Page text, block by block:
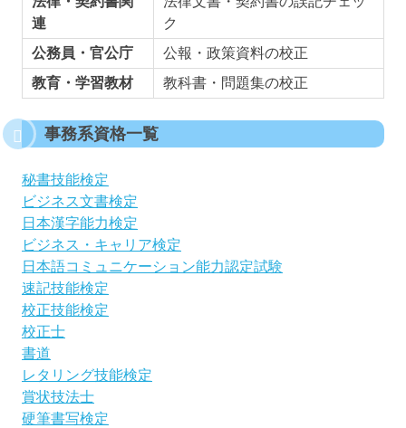
連
ク
公務員・官公庁
公報・政策資料の校正
教育・学習教材
教科書・問題集の校正
事務系資格一覧
秘書技能検定
ビジネス文書検定
日本漢字能力検定
ビジネス・キャリア検定
日本語コミュニケーション能力認定試験
速記技能検定
校正技能検定
校正士
書道
レタリング技能検定
賞状技法士
硬筆書写検定